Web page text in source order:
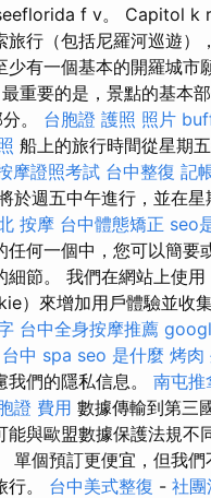
f v。 Capitol k
旅行（包括尼羅河巡遊）
少有一個基本的開羅城市
最重要的是，景點的基本
。 台胞證 護照 照片
船上的旅行時間從星期五
摩證照考試 台中整復 記
於週五中午進行，並在星
按摩 台中體態矯正 seo
任何一個中，您可以簡要
細節。 我們在網站上使用
）來增加用戶體驗並收
台中全身按摩推薦
台中 spa seo 是什麼 烤肉
們的隱私信息。 南屯推
證 費用 數據傳輸到第三
能與歐盟數據保護法規不
單個預訂更便宜，但我們
行。 台中美式整復 - 社團